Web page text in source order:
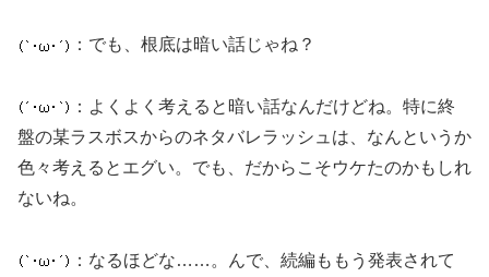
：でも、根底は暗い話じゃね？
：よくよく考えると暗い話なんだけどね。特に終
盤の某ラスボスからのネタバレラッシュは、なんというか
色々考えるとエグい。でも、だからこそウケたのかもしれ
ないね。
：なるほどな……。んで、続編ももう発表されて